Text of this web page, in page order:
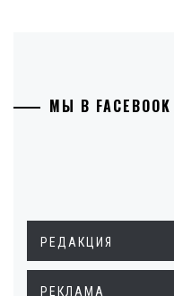
МЫ В FACEBOOK
РЕДАКЦИЯ
РЕКЛАМА